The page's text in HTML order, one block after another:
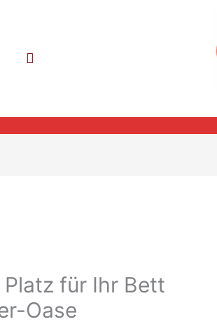
Suchen
für Ihr Bett
Oase